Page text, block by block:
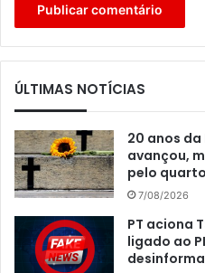
ÚLTIMAS NOTÍCIAS
20 anos da
avançou,
pelo
7/08/2026
PT aciona
ligado ao